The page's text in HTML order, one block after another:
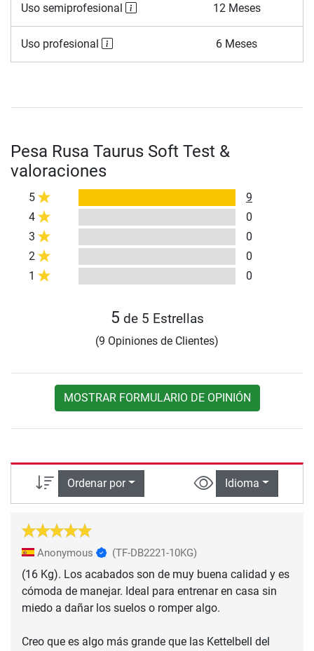
Uso semiprofesional 12 Meses
Uso profesional 6 Meses
Pesa Rusa Taurus Soft Test &
valoraciones
5
9
4
0
3
0
2
0
1
0
5 de 5 Estrellas
(9 Opiniones de Clientes)
MOSTRAR FORMULARIO DE OPINIÓN
Ordenar por Idioma
Anonymous (TF-DB2221-10KG)
(16 Kg). Los acabados son de muy buena calidad y es
cómoda de manejar. Ideal para entrenar en casa sin
miedo a dañar los suelos o romper algo.
Creo que es algo más grande que las Kettelbell del